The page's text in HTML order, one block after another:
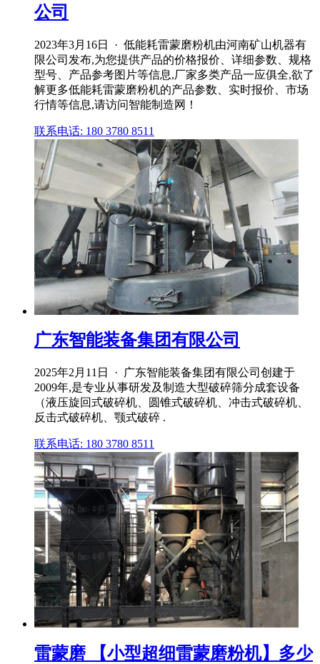
公司
2023年3月16日 · 低能耗雷蒙磨粉机由河南矿山机器有
限公司发布,为您提供产品的价格报价、详细参数、规格
型号、产品参考图片等信息,厂家多类产品一应俱全,欲了
解更多低能耗雷蒙磨粉机的产品参数、实时报价、市场
行情等信息,请访问智能制造网！
联系电话: 180 3780 8511
广东智能装备集团有限公司
2025年2月11日 · 广东智能装备集团有限公司创建于
2009年,是专业从事研发及制造大型破碎筛分成套设备
（液压旋回式破碎机、圆锥式破碎机、冲击式破碎机、
反击式破碎机、颚式破碎 .
联系电话: 180 3780 8511
雷蒙磨 【小型超细雷蒙磨粉机】多少